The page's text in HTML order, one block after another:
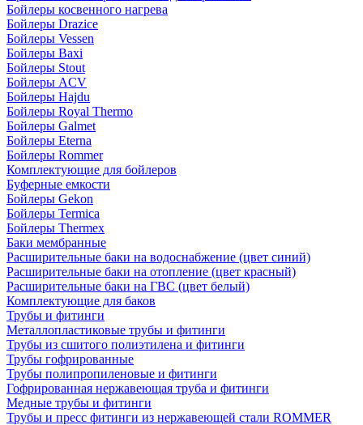
Бойлеры косвенного нагрева
Бойлеры Drazice
Бойлеры Vessen
Бойлеры Baxi
Бойлеры Stout
Бойлеры ACV
Бойлеры Hajdu
Бойлеры Royal Thermo
Бойлеры Galmet
Бойлеры Eterna
Бойлеры Rommer
Комплектующие для бойлеров
Буферные емкости
Бойлеры Gekon
Бойлеры Termica
Бойлеры Thermex
Баки мембранные
Расширительные баки на водоснабжение (цвет синий)
Расширительные баки на отопление (цвет красный)
Расширительные баки на ГВС (цвет белый)
Комплектующие для баков
Трубы и фитинги
Металлопластиковые трубы и фитинги
Трубы из сшитого полиэтилена и фитинги
Трубы гофрированные
Трубы полипропиленовые и фитинги
Гофрированная нержавеющая труба и фитинги
Медные трубы и фитинги
Трубы и пресс фитинги из нержавеющей стали ROMMER